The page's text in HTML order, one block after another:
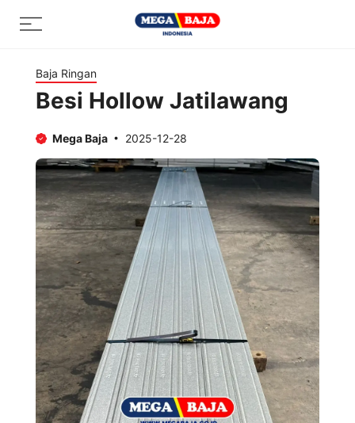
Menu
Baja Ringan
Besi Hollow Jatilawang
Mega Baja 2025-12-28